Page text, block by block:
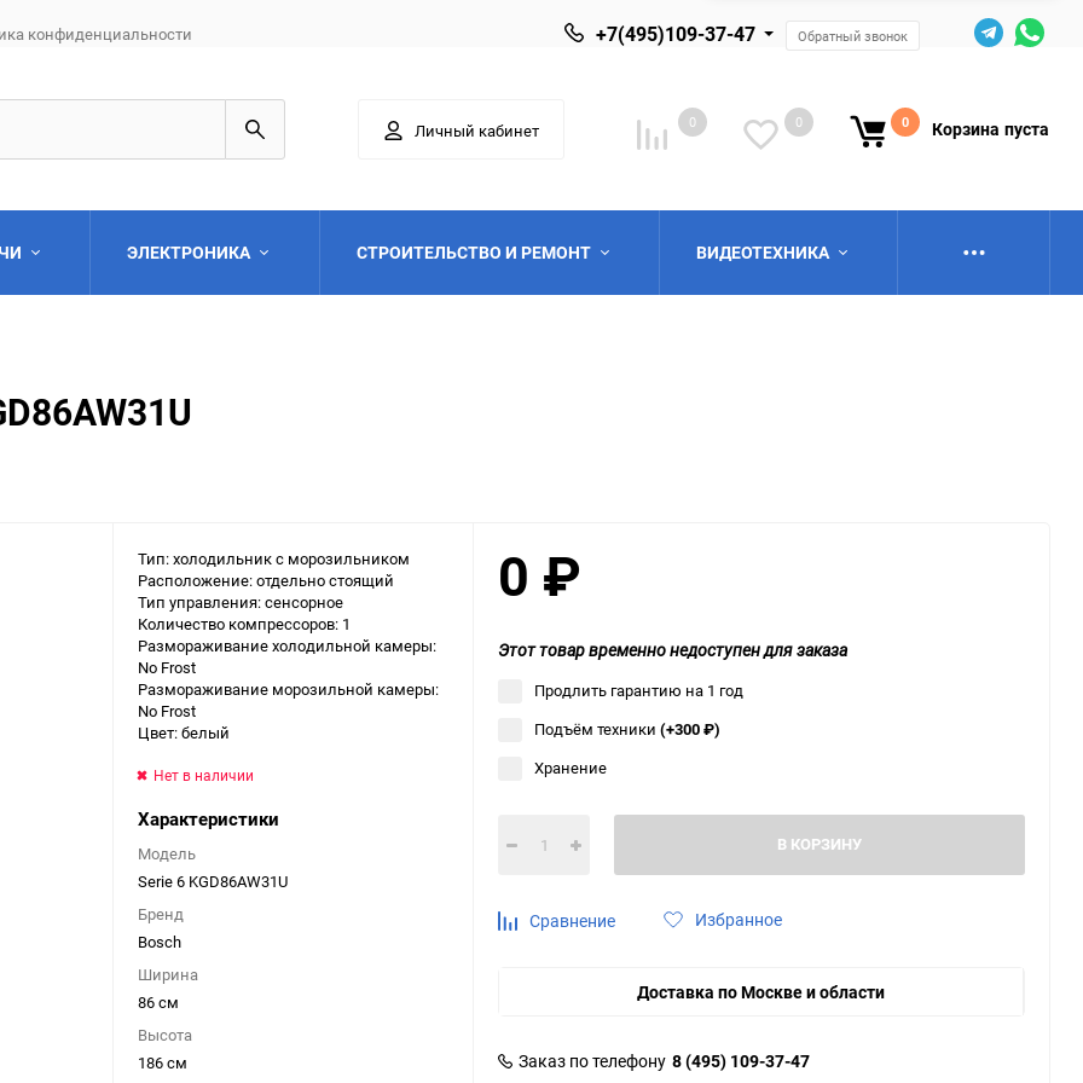
конфиденциальности +7(495)109-37-47 Обратный звонок
Личный кабинет 0 0 0 Корзина пуста
Выберите категорию
Выберите категорию
ЭЛЕКТРОНИКА СТРОИТЕЛЬСТВО И РЕМОНТ
Выберите категорию
ВИДЕОТЕХНИКА
Тип: холодильник с морозильником
Расположение: отдельно стоящий
Тип управления: сенсорное
Количество компрессоров: 1
Размораживание холодильной камеры:
No Frost
Размораживание морозильной камеры:
No Frost
Цвет: белый
Нет в наличии
Характеристики
Модель
Serie 6 KGD86AW31U
Бренд
Bosch
Ширина
86 см
Высота
186 см
0 ₽
Этот товар временно недоступен для заказа
Продлить гарантию на 1 год
Подъём техники (+300₽)
Хранение
В КОРЗИНУ
Сравнение Избранное
Доставка по Москве и области
Заказ по телефону 8 (495) 109-37-47